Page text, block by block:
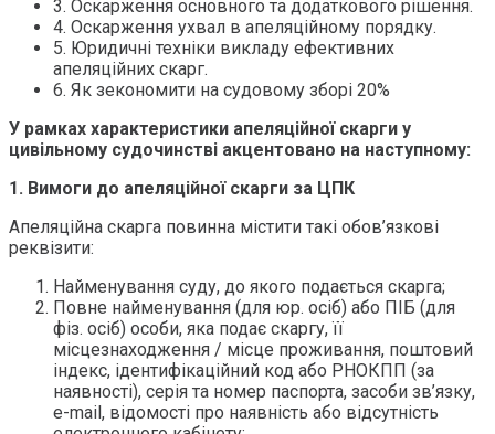
3. Оскарження основного та додаткового рішення.
4. Оскарження ухвал в апеляційному порядку.
5. Юридичні техніки викладу ефективних
апеляційних скарг.
6. Як зекономити на судовому зборі 20%
У рамках характеристики апеляційної скарги у
цивільному судочинстві акцентовано на наступному:
1. Вимоги до апеляційної скарги за ЦПК
Апеляційна скарга повинна містити такі обов’язкові
реквізити:
Найменування суду, до якого подається скарга;
Повне найменування (для юр. осіб) або ПІБ (для
фіз. осіб) особи, яка подає скаргу, її
місцезнаходження / місце проживання, поштовий
індекс, ідентифікаційний код або РНОКПП (за
наявності), серія та номер паспорта, засоби зв’язку,
e-mail, відомості про наявність або відсутність